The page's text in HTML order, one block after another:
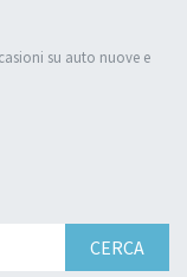
su auto nuove e
CERCA